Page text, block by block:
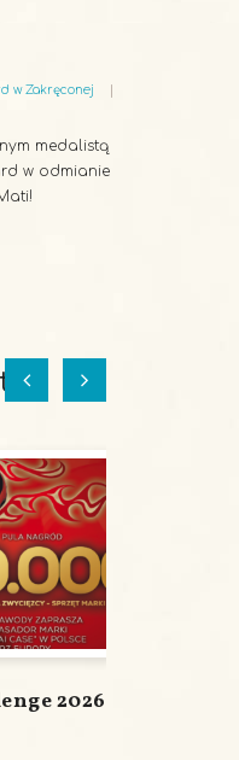
w Zakręconej
medalistą
w odmianie
2026